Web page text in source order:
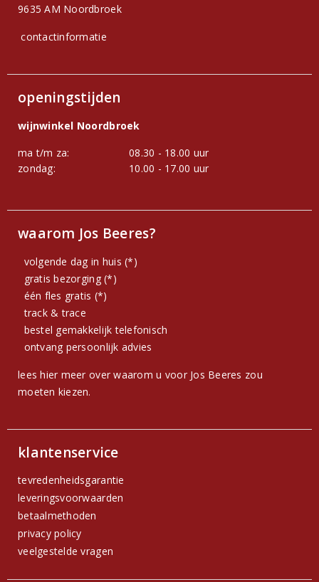
9635 AM Noordbroek
contactinformatie
openingstijden
wijnwinkel Noordbroek
ma t/m za:
08.30 - 18.00 uur
zondag:
10.00 - 17.00 uur
waarom Jos Beeres?
volgende dag in huis (*)
gratis bezorging (*)
één fles gratis (*)
track & trace
bestel gemakkelijk telefonisch
ontvang persoonlijk advies
lees hier meer over waarom u voor Jos Beeres zou
moeten kiezen.
klantenservice
tevredenheidsgarantie
leveringsvoorwaarden
betaalmethoden
privacy policy
veelgestelde vragen